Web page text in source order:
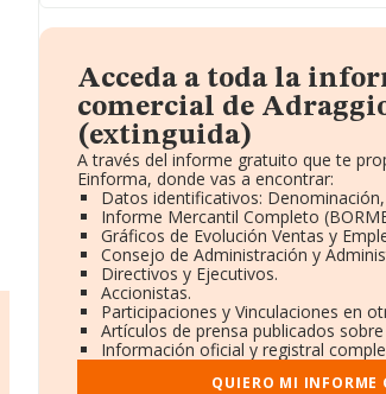
Acceda a toda la
comercial de
(extinguida)
A través del informe gratuito que te
Einforma, donde vas a encontrar:
Datos identificativos:
Informe Mercantil Completo
Gráficos de Evolución Ventas y
Consejo de Administración y
Directivos y Ejecutivos.
Accionistas.
Participaciones y Vinculaciones en
Artículos de prensa publicados
Información oficial y registral
QUIERO MI INFORME